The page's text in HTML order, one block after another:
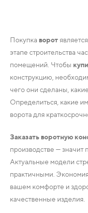
СКУД
И
"УМНЫЙ
ДОМ"
КОМПАНИИ
ЗАВКИ
Покупка ворот
этапе строительства
помещений. Чтобы
конструкцию,
чего они сделаны,
Определиться, какие
ворота для
Заказать воротную
производстве — значит
Актуальные модели
практичными.
вашем комфорте и
качественные изделия.